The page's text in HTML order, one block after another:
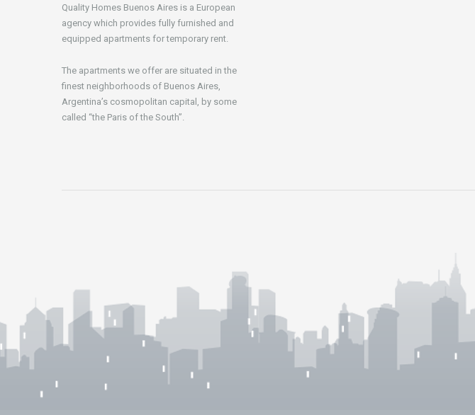
Quality Homes Buenos Aires is a European
agency which provides fully furnished and
equipped apartments for temporary rent.
The apartments we offer are situated in the
finest neighborhoods of Buenos Aires,
Argentina’s cosmopolitan capital, by some
called “the Paris of the South”.